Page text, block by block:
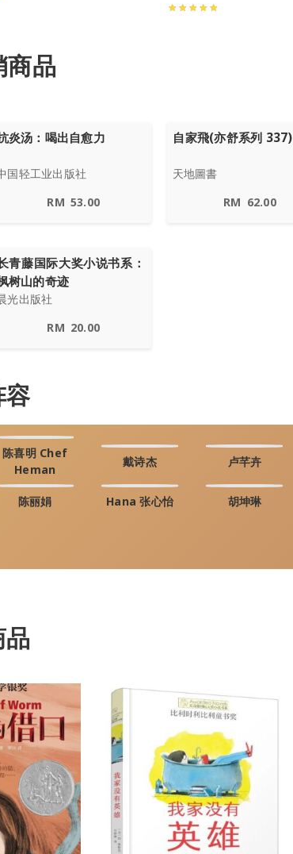
商品
炎汤：喝出自愈力
国轻工业出版社
RM 53.00
自家飛(亦舒系列 337)
天地圖書
RM 62.00
青藤国际大奖小说书系：
树山的奇迹
光出版社
RM 20.00
容
陈喜明 Chef
Heman
戴诗杰 卢芊卉
陈丽娟 Hana 张心怡 胡坤琳